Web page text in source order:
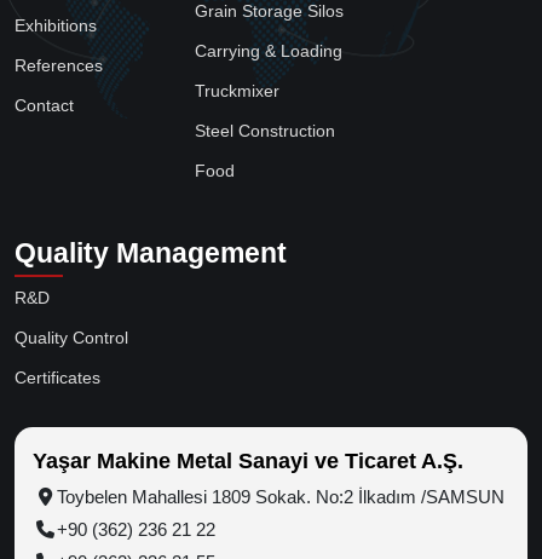
Exhibitions
References
Contact
Grain Storage Silos
Carrying & Loading
Truckmixer
Steel Construction
Food
Quality Management
R&D
Quality Control
Certificates
Yaşar Makine Metal Sanayi ve Ticaret A.Ş.
Toybelen Mahallesi 1809 Sokak. No:2 İlkadım /SAMSUN
+90 (362) 236 21 22